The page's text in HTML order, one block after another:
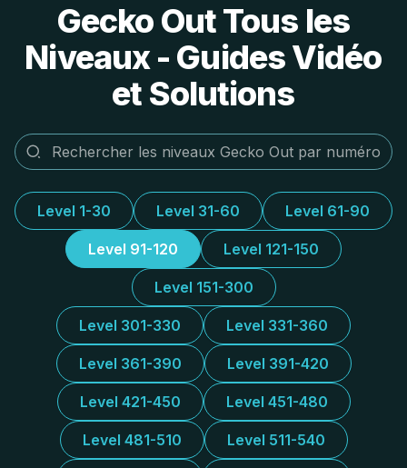
Gecko Out Tous les
Niveaux - Guides Vidéo
et Solutions
Level 1-30 Level 31-60 Level 61-90
Level 91-120 Level 121-150
Level 151-300
Level 301-330 Level 331-360
Level 361-390 Level 391-420
Level 421-450 Level 451-480
Level 481-510 Level 511-540